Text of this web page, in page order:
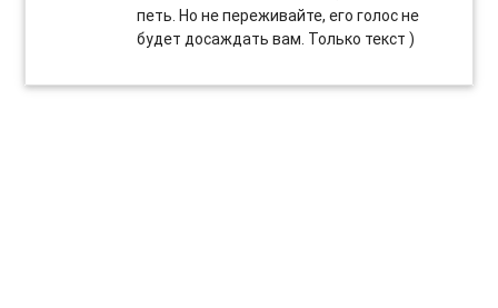
петь. Но не переживайте, его голос не
будет досаждать вам. Только текст )